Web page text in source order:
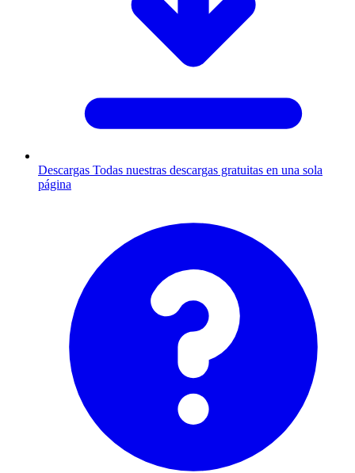
Descargas Todas nuestras descargas gratuitas en una sola
página